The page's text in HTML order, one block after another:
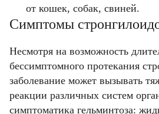
от кошек, собак, свиней.
Симптомы
Несмотря на возможность
бессимптомного протекания
заболевание может вызывать
реакции различных систем
симптоматика гельминтоза: